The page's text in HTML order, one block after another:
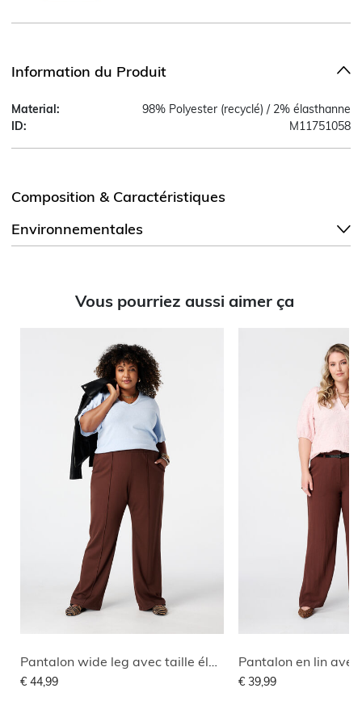
Information du Produit
Material:
98% Polyester (recyclé) / 2% élasthanne
ID:
M11751058
Composition & Caractéristiques
Environnementales
Vous pourriez aussi aimer ça
€ 44,99
Pantalon en lin
€ 39,99